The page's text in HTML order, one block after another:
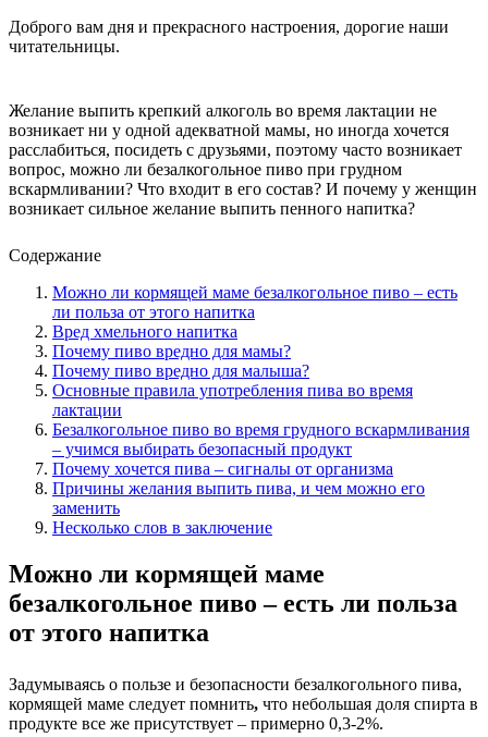
Доброго вам дня и прекрасного настроения, дорогие наши
читательницы.
Желание выпить крепкий алкоголь во время лактации не
возникает ни у одной адекватной мамы, но иногда хочется
расслабиться, посидеть с друзьями, поэтому часто возникает
вопрос, можно ли безалкогольное пиво при грудном
вскармливании? Что входит в его состав? И почему у женщин
возникает сильное желание выпить пенного напитка?
Содержание
Можно ли кормящей маме безалкогольное пиво – есть
ли польза от этого напитка
Вред хмельного напитка
Почему пиво вредно для мамы?
Почему пиво вредно для малыша?
Основные правила употребления пива во время
лактации
Безалкогольное пиво во время грудного вскармливания
– учимся выбирать безопасный продукт
Почему хочется пива – сигналы от организма
Причины желания выпить пива, и чем можно его
заменить
Несколько слов в заключение
Можно ли кормящей маме
безалкогольное пиво – есть ли польза
от этого напитка
Задумываясь о пользе и безопасности безалкогольного пива,
кормящей маме следует помнить, что небольшая доля спирта в
продукте все же присутствует – примерно 0,3-2%.